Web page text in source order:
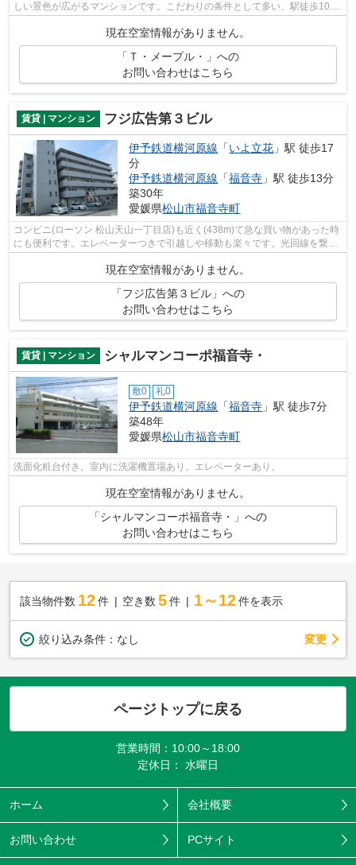
しい景色が広がるマンションです。こだわりの条件として多い、駅徒歩10分
現在空室情報がありません。
「Ｔ・メープル・」への
お問い合わせはこちら
賃貸 | マンション フジ広告第３ビル
伊予鉄道横河原線 「いよ立花 」駅 徒歩17
分
伊予鉄道横河原線 「福音寺 」駅 徒歩13分
築30年
愛媛県松山市福音寺町
コンビニ(ローソン 松山天山一丁目店)も近く(438m)て急な買い物があった時
にも便利です。エレベーターつきで引越しや移動も楽々です。光回線を繋げ
現在空室情報がありません。
「フジ広告第３ビル」への
お問い合わせはこちら
賃貸 | マンション シャルマンコーポ福音寺・
敷0 礼0
伊予鉄道横河原線 「福音寺 」駅 徒歩7分
築48年
愛媛県松山市福音寺町
洗面化粧台付き。室内に洗濯機置場あり。エレベーターあり。
現在空室情報がありません。
「シャルマンコーポ福音寺・」への
お問い合わせはこちら
該当物件数 12件 空き数 5 件 1～12 件を表示
絞り込み条件： なし 変更
ページトップに戻る
営業時間：10:00～18:00
定休日： 水曜日
ホーム 会社概要
お問い合わせ PCサイト